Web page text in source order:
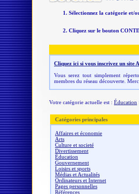
Sélectionnez la catégorie et/
Cliquez sur le bouton
Cliquez ici si vous inscrivez un site
Vous serez tout simplement
membres du réseau découverte.
Votre catégorie actuelle est : Éducation
Catégories principales
Affaires et économie
Arts
Culture et societé
Divertissement
Éducation
Gouvernement
Loisirs et sports
Médias et Actualités
Ordinateurs et Internet
Pages personnelles
Références